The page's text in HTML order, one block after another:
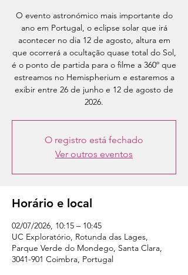
O evento astronómico mais importante do
ano em Portugal, o eclipse solar que irá
acontecer no dia 12 de agosto, altura em
que ocorrerá a ocultação quase total do Sol,
é o ponto de partida para o filme a 360º que
estreamos no Hemispherium e estaremos a
exibir entre 26 de junho e 12 de agosto de
2026.
O registro está fechado
Ver outros eventos
Horário e local
02/07/2026, 10:15 – 10:45
UC Exploratório, Rotunda das Lages,
Parque Verde do Mondego, Santa Clara,
3041-901 Coimbra, Portugal